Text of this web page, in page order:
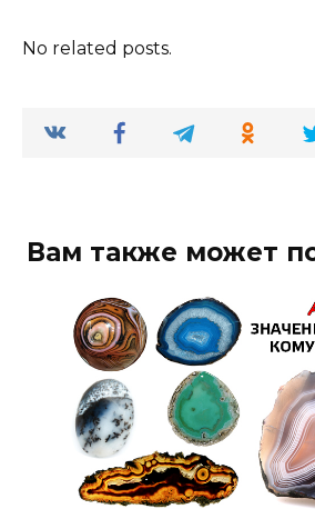
No related posts.
Вам также может